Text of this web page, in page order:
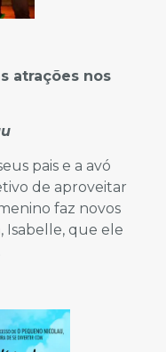
atrações nos
pais e a avó
de aproveitar
faz novos
Isabelle, que ele